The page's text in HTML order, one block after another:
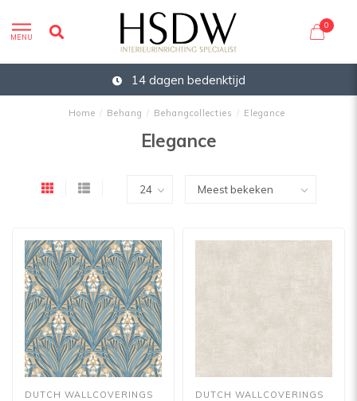
MENU
0
14 dagen bedenktijd
Home / Behang / Behangcollecties / Elegance
Elegance
DUTCH WALLCOVERINGS DUTCH WALLCOVERINGS